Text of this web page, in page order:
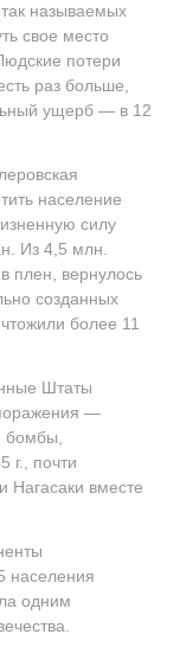
называемых
свое место
потери
раз больше,
ущерб — в 12
население
силу
Из 4,5 млн.
плен, вернулось
созданных
более 11
Штаты
—
бомбы,
г., почти
Нагасаки вместе
населения
одним